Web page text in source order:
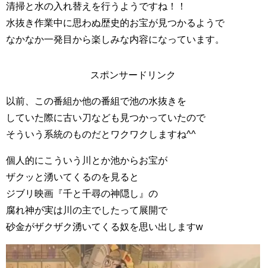
清掃と水の入れ替えを行うようですね！！
水抜き作業中に思わぬ歴史的お宝が見つかるようで
なかなか一発目から楽しみな内容になっています。
スポンサードリンク
以前、この番組か他の番組で池の水抜きを
していた際に古い刀なども見つかっていたので
そういう系統のものだとワクワクしますね^^
個人的にこういう川とか池からお宝が
ザクッと湧いてくるのを見ると
ジブリ映画『千と千尋の神隠し』の
腐れ神が実は川の主でしたって展開で
砂金がザクザク湧いてくる奴を思い出しますw